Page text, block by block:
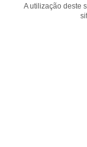
A utilização deste